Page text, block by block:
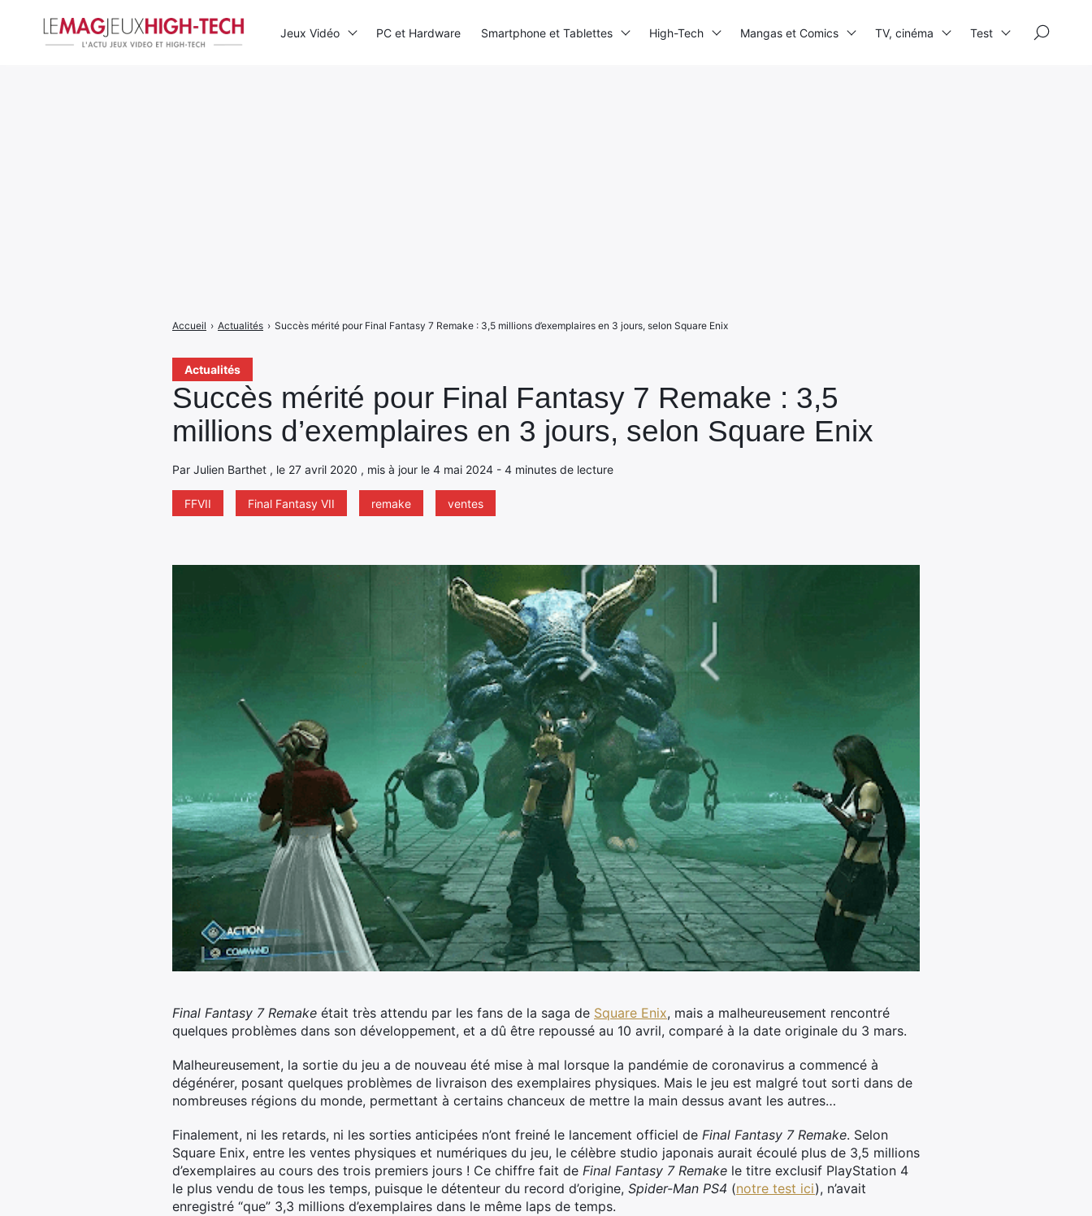
Actualités
Succès mérité pour Final Fantasy 7 Remake : 3,5
millions d’exemplaires en 3 jours, selon Square Enix
Par Julien Barthet , le 27 avril 2020 , mis à jour le 4 mai 2024 - 4 minutes de lecture
FFVII Final Fantasy VII remake ventes
Accueil › Actualités › Succès mérité pour Final Fantasy 7 Remake : 3,5 millions d’exemplaires en 3 jours, selon Square Enix
Final Fantasy 7 Remake était très attendu par les fans de la saga de Square Enix, mais a malheureusement rencontré
quelques problèmes dans son développement, et a dû être repoussé au 10 avril, comparé à la date originale du 3 mars.
Malheureusement, la sortie du jeu a de nouveau été mise à mal lorsque la pandémie de coronavirus a commencé à
dégénérer, posant quelques problèmes de livraison des exemplaires physiques. Mais le jeu est malgré tout sorti dans de
nombreuses régions du monde, permettant à certains chanceux de mettre la main dessus avant les autres…
Finalement, ni les retards, ni les sorties anticipées n’ont freiné le lancement officiel de Final Fantasy 7 Remake. Selon
Square Enix, entre les ventes physiques et numériques du jeu, le célèbre studio japonais aurait écoulé plus de 3,5 millions
d’exemplaires au cours des trois premiers jours ! Ce chiffre fait de Final Fantasy 7 Remake le titre exclusif PlayStation 4
le plus vendu de tous les temps, puisque le détenteur du record d’origine, Spider-Man PS4 (notre test ici), n’avait
enregistré “que” 3,3 millions d’exemplaires dans le même laps de temps.
Jeux Vidéo PC et Hardware Smartphone et Tablettes High-Tech Mangas et Comics TV, cinéma Test